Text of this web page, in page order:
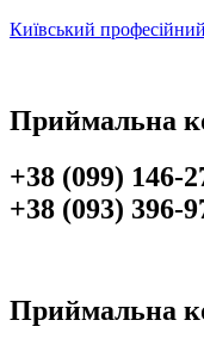
Київський
Приймальна
+38 (099) 146-
+38 (093) 396-
Приймальна